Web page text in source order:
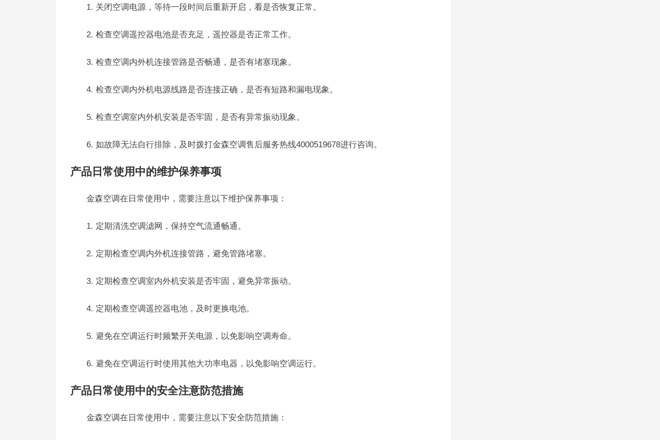
1. 关闭空调电源，等待一段时间后重新开启，看是否恢复正常。
2. 检查空调遥控器电池是否充足，遥控器是否正常工作。
3. 检查空调内外机连接管路是否畅通，是否有堵塞现象。
4. 检查空调内外机电源线路是否连接正确，是否有短路和漏电现象。
5. 检查空调室内外机安装是否牢固，是否有异常振动现象。
6. 如故障无法自行排除，及时拨打金森空调售后服务热线4000519678进行咨询。
产品日常使用中的维护保养事项
金森空调在日常使用中，需要注意以下维护保养事项：
1. 定期清洗空调滤网，保持空气流通畅通。
2. 定期检查空调内外机连接管路，避免管路堵塞。
3. 定期检查空调室内外机安装是否牢固，避免异常振动。
4. 定期检查空调遥控器电池，及时更换电池。
5. 避免在空调运行时频繁开关电源，以免影响空调寿命。
6. 避免在空调运行时使用其他大功率电器，以免影响空调运行。
产品日常使用中的安全注意防范措施
金森空调在日常使用中，需要注意以下安全防范措施：